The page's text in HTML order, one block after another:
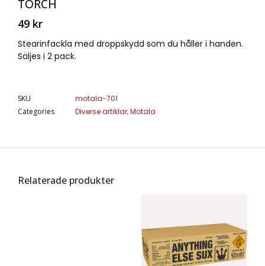
TORCH
49 kr
Stearinfackla med droppskydd som du håller i handen.
Säljes i 2 pack.
SKU
motala-701
Categories
Diverse artiklar,Motala
Relaterade produkter